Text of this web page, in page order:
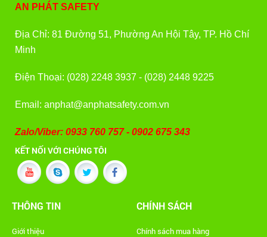
AN PHÁT SAFETY
Địa Chỉ: 81 Đường 51, Phường An Hội Tây, TP. Hồ Chí
Minh
Điện Thoại: (028) 2248 3937 - (028) 2448 9225
Email: anphat@anphatsafety.com.vn
Zalo/Viber: 0933 760 757 - 0902 675 343
KẾT NỐI VỚI CHÚNG TÔI
THÔNG TIN
Giới thiệu
CHÍNH SÁCH
Chính sách mua hàng